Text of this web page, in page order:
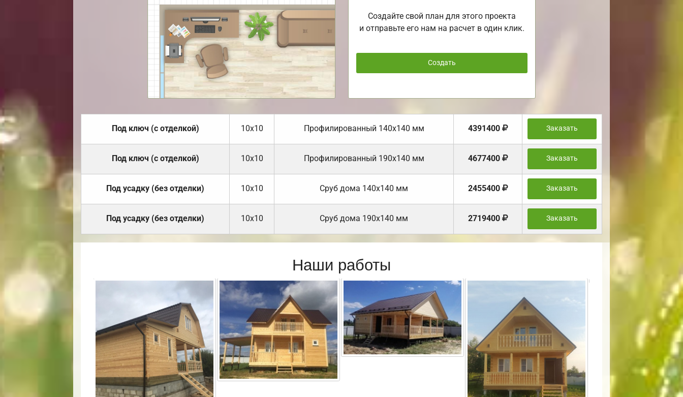
Создайте свой план для этого проекта
и отправьте его нам на расчет в один клик.
Создать
Под ключ (с отделкой) 10х10 Профилированный 140х140 мм 4391400 Заказать
Под ключ (с отделкой) 10х10 Профилированный 190х140 мм 4677400 Заказать
Под усадку (без отделки) 10х10 Cруб дома 140х140 мм 2455400 Заказать
Под усадку (без отделки) 10х10 Cруб дома 190х140 мм 2719400 Заказать
Наши работы